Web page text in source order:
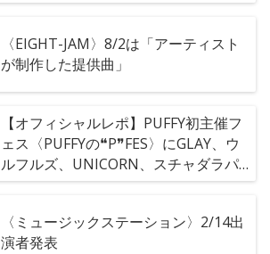
〈EIGHT-JAM〉8/2は「アーティスト
が制作した提供曲」
【オフィシャルレポ】PUFFY初主催フ
ェス〈PUFFYの❝P❞FES〉にGLAY、ウ
ルフルズ、UNICORN、スチャダラパ
ー、きゃりーぱみゅぱみゅ、
て30周年を祝福
〈ミュージックステーション〉2/14出
演者発表